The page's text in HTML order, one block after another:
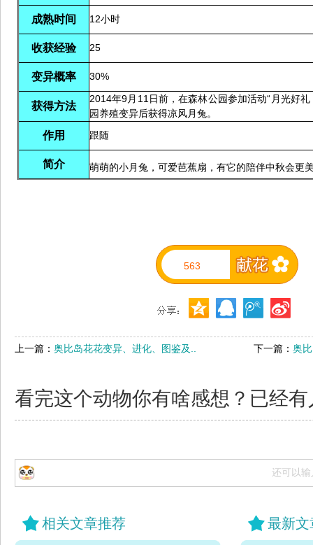
成熟时间 12小时
收获经验 25
变异概率 30%
获得方法
2014年9月11日前，在森林公园参加活动“月光好
园养殖变异后获得凉风月兔。
作用 跟随
简介 萌萌的小月兔，可爱芭蕉扇，有它的陪伴中秋会更
563
上一篇： 奥比岛花花变异、进化、图鉴及.. 下一篇： 奥
看完这个动物你有啥感想？已经有
还可以输
相关文章推荐 最新文